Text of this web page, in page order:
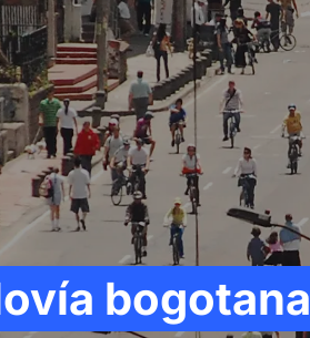
bogotana